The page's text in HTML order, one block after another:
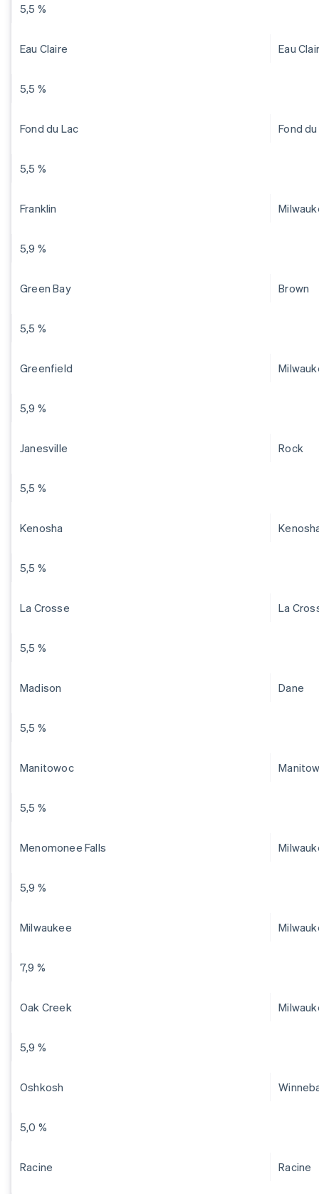
5,5 %
Eau Claire Eau
5,5 %
Fond du Lac Fond
5,5 %
Franklin
5,9 %
Green Bay Brown
5,5 %
Greenfield
5,9 %
Janesville Rock
5,5 %
Kenosha
5,5 %
La Crosse La
5,5 %
Madison Dane
5,5 %
Manitowoc
5,5 %
Menomonee Falls
5,9 %
Milwaukee
7,9 %
Oak Creek
5,9 %
Oshkosh
5,0 %
Racine Racine